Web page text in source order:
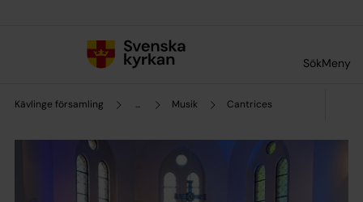
SökMeny
Kävlinge församling ... Musik Cantrices